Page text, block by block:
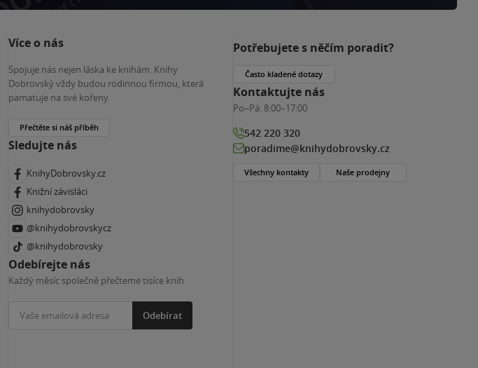
Více o nás
Spojuje nás nejen láska ke knihám. Knihy
Dobrovský vždy budou rodinnou firmou, která
pamatuje na své kořeny.
Přečtěte si náš příběh
Sledujte nás
KnihyDobrovsky.cz
Knižní závisláci
knihydobrovsky
@knihydobrovskycz
@knihydobrovsky
Odebírejte nás
Každý měsíc společně přečteme tisíce knih
Odebírat
Potřebujete s něčím poradit?
Často kladené dotazy
Kontaktujte nás
Po–Pá: 8:00–17:00
542 220 320
poradime@knihydobrovsky.cz
Všechny kontakty Naše prodejny